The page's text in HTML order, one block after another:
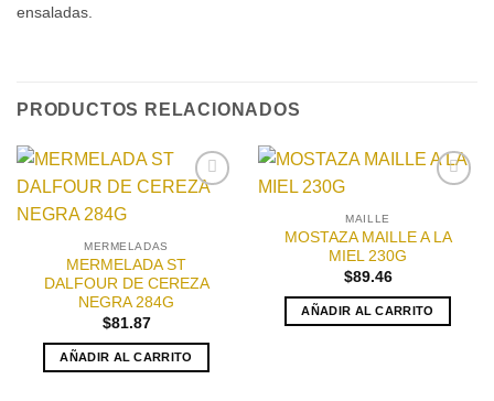
ensaladas.
PRODUCTOS RELACIONADOS
MERMELADAS
MERMELADA ST
DALFOUR DE CEREZA
NEGRA 284G
$81.87
AÑADIR AL CARRITO
lista de
MAILLE
MOSTAZA MAILLE A LA
MIEL 230G
$89.46
AÑADIR AL CARRITO